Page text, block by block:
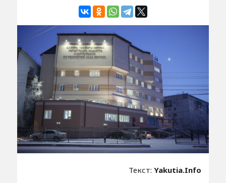
Текст:Yakutia.Info